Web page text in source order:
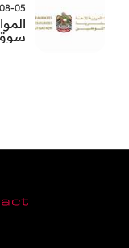
| 12:19